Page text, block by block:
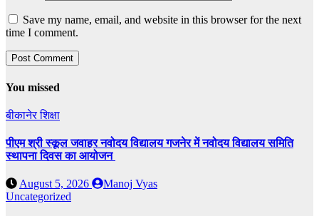
Save my name, email, and website in this browser for the next
time I comment.
You missed
बीकानेरशिक्षा
पीएम श्री स्कूल जवाहर नवोदय विद्यालय गजनेर में नवोदय विद्यालय समिति
स्थापना दिवस का आयोजन
August 5, 2026
Manoj Vyas
Uncategorized